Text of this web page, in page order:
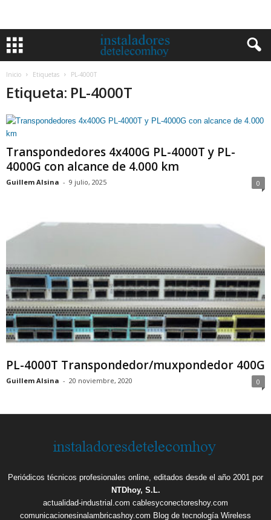
Inicio Etiquetas PL-4000T
Etiqueta: PL-4000T
Transpondedores 4x400G PL-4000T y PL-
4000G con alcance de 4.000 km
Guillem Alsina - 9 julio, 2025 0
PL-4000T Transpondedor/muxpondedor 400G
Guillem Alsina - 20 noviembre, 2020 0
Periódicos técnicos profesionales online, editados desde el año 2001 por
NTDhoy, S.L.
actualidad-industrial.com cablesyconectoreshoy.com
comunicacionesinalambricashoy.com Blog de tecnología Wireless